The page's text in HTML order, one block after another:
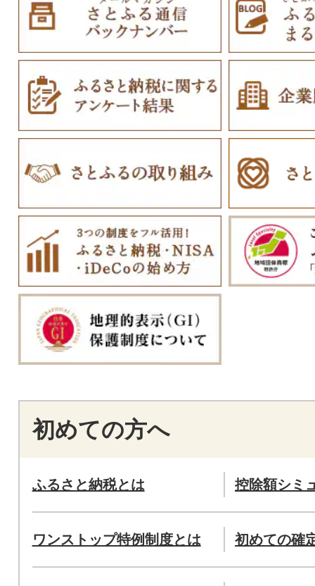
初めての方へ
ふるさと納税とは 控除額シミ
ワンストップ特例制度とは 初めての確